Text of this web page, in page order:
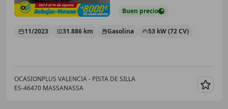
Buen precio
11/2023 31.886 km Gasolina 53 kW (72 CV)
OCASIONPLUS VALENCIA - PISTA DE SILLA
ES-46470 MASSANASSA